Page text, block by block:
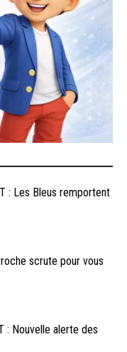
: Les Bleus remportent
scrute pour vous
: Nouvelle alerte des